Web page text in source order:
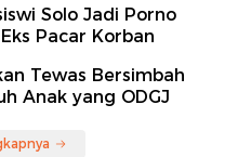
Solo Jadi Porno
Pacar Korban
Tewas Bersimbah
Anak yang ODGJ